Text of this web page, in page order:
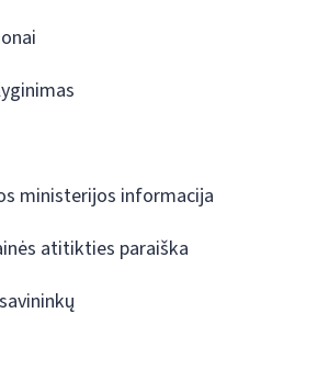
ministerijos informacija
atitikties paraiška